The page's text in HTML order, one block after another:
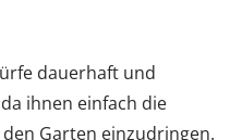
dauerhaft und
ihnen einfach die
Garten einzudringen.